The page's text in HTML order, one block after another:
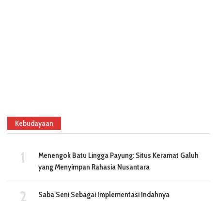
Kebudayaan
Menengok Batu Lingga Payung: Situs Keramat Galuh
yang Menyimpan Rahasia Nusantara
Saba Seni Sebagai Implementasi Indahnya